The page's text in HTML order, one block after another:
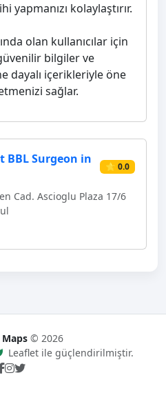
kolaylaştırır.
olan kullanıcılar için
bilgiler ve
dayalı içerikleriyle öne
sağlar.
BBL Surgeon in
⭐ 0.0
Cad. Ascioglu Plaza 17/6
© 2026
Leaflet ile güçlendirilmiştir.